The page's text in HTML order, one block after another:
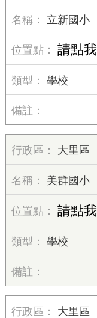
立新國小
請點我
學校
大里區
美群國小
請點我
學校
大里區